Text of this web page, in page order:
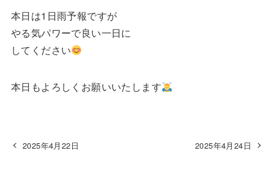
本日は1日雨予報ですが
やる気パワーで良い一日に
してください
本日もよろしくお願いいたします
2025年4月22日 2025年4月24日